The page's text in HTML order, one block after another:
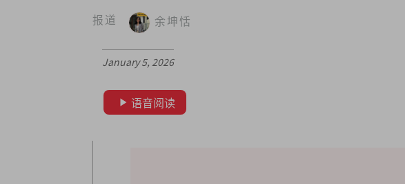
报道 余坤恬
January 5, 2026
语音阅读